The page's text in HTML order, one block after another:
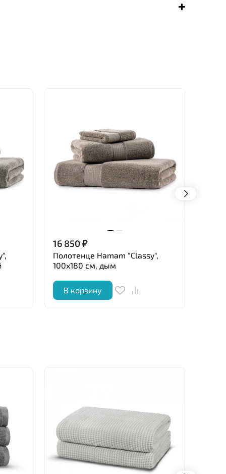
16 850₽
Полотенце Hamam "Classy",
100x180 см, дым
В корзину